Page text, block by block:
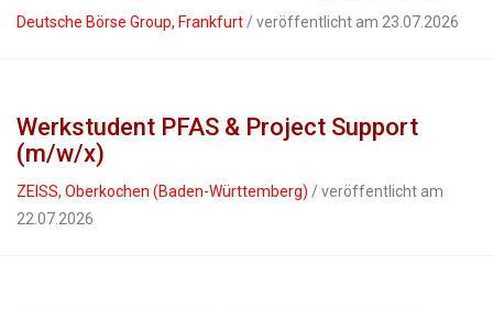
Deutsche Börse Group, Frankfurt / veröffentlicht am 23.07.2026
Werkstudent PFAS & Project Support
(m/w/x)
ZEISS, Oberkochen (Baden-Württemberg) / veröffentlicht am
22.07.2026